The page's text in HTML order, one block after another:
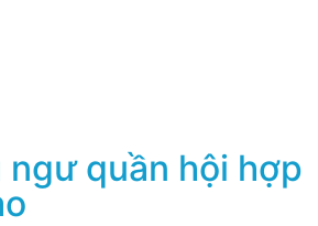
ngư quần hội hợp